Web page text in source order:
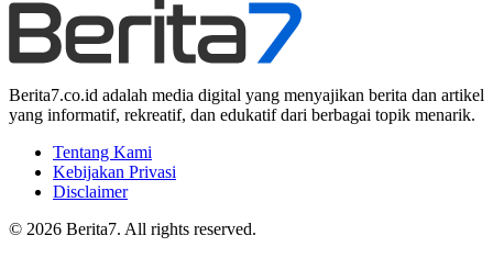
Berita7.co.id adalah media digital yang menyajikan berita dan artikel
yang informatif, rekreatif, dan edukatif dari berbagai topik menarik.
Tentang Kami
Kebijakan Privasi
Disclaimer
© 2026 Berita7. All rights reserved.